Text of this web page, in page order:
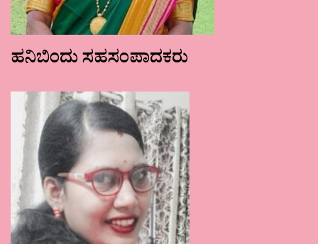
ಹನಿಬಿಂದು ಸಹಸಂಪಾದಕರು